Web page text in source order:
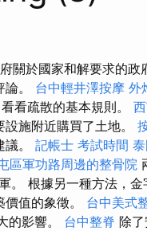
關於國家和解要求的政
。 台中輕井澤按摩 外
看疏散的基本規則。
施附近購買了土地。
。 記帳士 考試時間
區軍功路周邊的整骨院
。 根據另一種方法，
值的象徵。 台中美式
的影響。 台中整脊 除